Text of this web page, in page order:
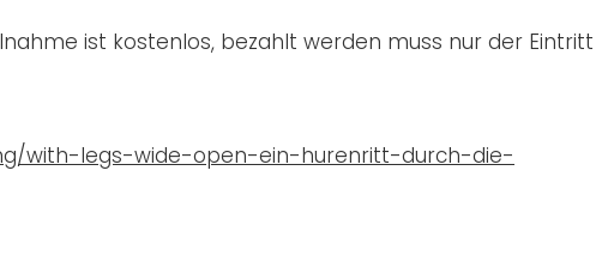
ist kostenlos, bezahlt werden muss nur der Eintritt
with-legs-wide-open-ein-hurenritt-durch-die-